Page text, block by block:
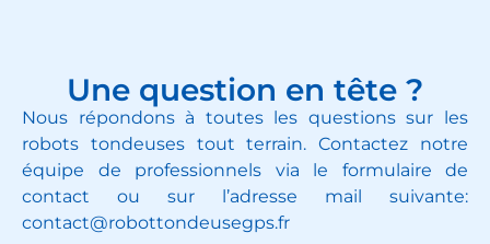
Une question en tête ?
Nous répondons à toutes les questions sur les
robots tondeuses tout terrain. Contactez notre
équipe de professionnels via le formulaire de
contact ou sur l’adresse mail suivante:
contact@robottondeusegps.fr